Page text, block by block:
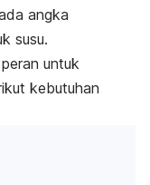
angka
susu.
untuk
kebutuhan